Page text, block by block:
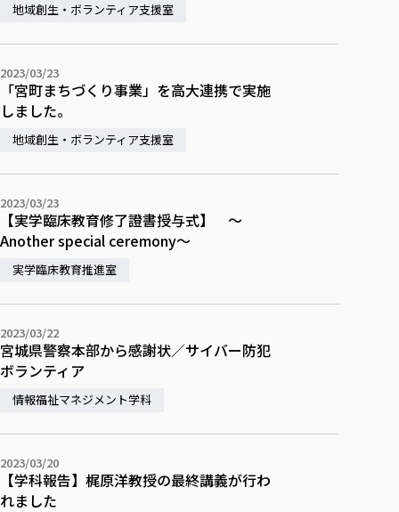
地域創生・ボランティア支援室
2023/03/23
「宮町まちづくり事業」を高大連携で実施
しました。
地域創生・ボランティア支援室
2023/03/23
【実学臨床教育修了證書授与式】 ～
Another special ceremony～
実学臨床教育推進室
2023/03/22
宮城県警察本部から感謝状／サイバー防犯
ボランティア
情報福祉マネジメント学科
2023/03/20
【学科報告】梶原洋教授の最終講義が行わ
れました